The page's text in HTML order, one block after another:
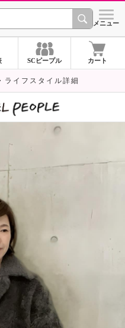
シメニュー
SCピープル カート
ライフスタイル詳細